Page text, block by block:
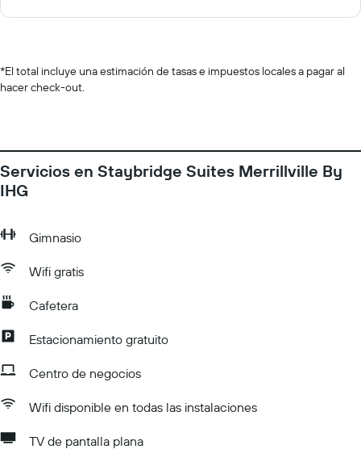
*El total incluye una estimación de tasas e impuestos locales a pagar al
hacer check-out.
Servicios en Staybridge Suites Merrillville By
IHG
Gimnasio
Wifi gratis
Cafetera
Estacionamiento gratuito
Centro de negocios
Wifi disponible en todas las instalaciones
TV de pantalla plana